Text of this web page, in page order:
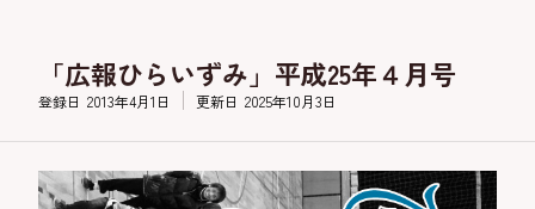
「広報ひらいずみ」平成25年４月号
登録日 2013年4月1日 更新日 2025年10月3日